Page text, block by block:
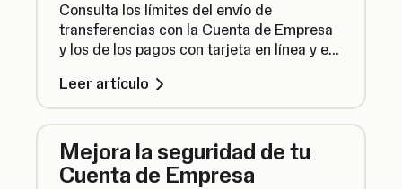
Consulta los límites del envío de
transferencias con la Cuenta de Empresa
y los de los pagos con tarjeta en línea y en
Leer artículo
Mejora la seguridad de tu
Cuenta de Empresa